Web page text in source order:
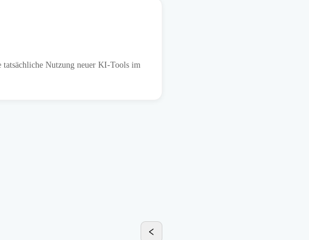
tatsächliche Nutzung neuer KI-Tools im